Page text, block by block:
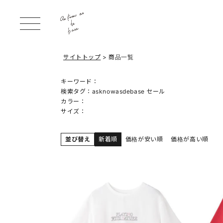
サイトトップ 商品一覧
キーワード：
検索タグ： asknowasdebase セール
カラー：
サイズ：
並び替え 新着順 価格が安い順 価格が高い順